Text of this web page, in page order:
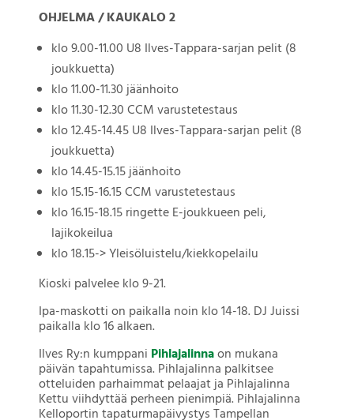
OHJELMA / KAUKALO 2
klo 9.00-11.00 U8 Ilves-Tappara-sarjan pelit (8
joukkuetta)
klo 11.00-11.30 jäänhoito
klo 11.30-12.30 CCM varustetestaus
klo 12.45-14.45 U8 Ilves-Tappara-sarjan pelit (8
joukkuetta)
klo 14.45-15.15 jäänhoito
klo 15.15-16.15 CCM varustetestaus
klo 16.15-18.15 ringette E-joukkueen peli,
lajikokeilua
klo 18.15-> Yleisöluistelu/kiekkopelailu
Kioski palvelee klo 9-21.
Ipa-maskotti on paikalla noin klo 14-18. DJ Juissi
paikalla klo 16 alkaen.
Ilves Ry:n kumppani Pihlajalinnaon mukana
päivän tapahtumissa. Pihlajalinna palkitsee
otteluiden parhaimmat pelaajat ja Pihlajalinna
Kettu viihdyttää perheen pienimpiä. Pihlajalinna
Kelloportin tapaturmapäivystys Tampellan